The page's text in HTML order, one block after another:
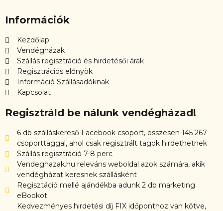
Információk
Kezdőlap
Vendégházak
Szállás regisztráció és hirdetésői árak
Regisztrációs előnyök
Információ Szállásadóknak
Kapcsolat
Regisztráld be nálunk vendégházad!
6 db szálláskereső Facebook csoport, összesen 145 267
csoporttaggal, ahol csak regisztrált tagok hirdethetnek
Szállás regisztráció 7-8 perc
Vendeghazak.hu releváns weboldal azok számára, akik
vendégházat keresnek szállásként
Regisztáció mellé ajándékba adunk 2 db marketing
eBookot
Kedvezményes hirdetési díj FIX időponthoz van kötve,